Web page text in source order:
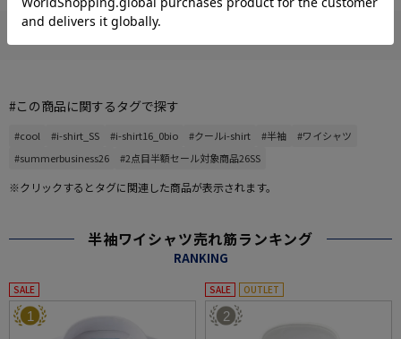
この商品について
#この商品に関するタグで探す
#cool #i-shirt_SS #i-shirt16_0bio #クールi-shirt #半袖
#ワイシャツ
#summerbusiness26
#2点目半額セール対象商品26SS
※クリックするとタグに関連した商品が表示されます。
半袖ワイシャツ売れ筋ランキング
RANKING
SALE
1
SALE OUTLET
2